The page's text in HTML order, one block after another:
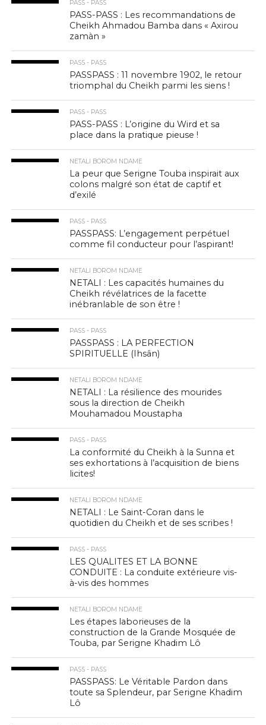
PASS - PASS
PASS-PASS : Les recommandations de
Cheikh Ahmadou Bamba dans « Axirou
zamàn »
PASS - PASS
PASSPASS : 11 novembre 1902, le retour
triomphal du Cheikh parmi les siens !
PASS - PASS
PASS-PASS : L’origine du Wird et sa
place dans la pratique pieuse !
NETALI BOROM NDAME
La peur que Serigne Touba inspirait aux
colons malgré son état de captif et
d’exilé
PASS - PASS
PASSPASS: L’engagement perpétuel
comme fil conducteur pour l’aspirant!
NETALI BOROM NDAME
NETALI : Les capacités humaines du
Cheikh révélatrices de la facette
inébranlable de son être !
PASS - PASS
PASSPASS : LA PERFECTION
SPIRITUELLE (Ihsân)
NETALI BOROM NDAME
NETALI : La résilience des mourides
sous la direction de Cheikh
Mouhamadou Moustapha
PASS - PASS
La conformité du Cheikh à la Sunna et
ses exhortations à l’acquisition de biens
licites!
NETALI BOROM NDAME
NETALI : Le Saint-Coran dans le
quotidien du Cheikh et de ses scribes !
PASS - PASS
LES QUALITES ET LA BONNE
CONDUITE : La conduite extérieure vis-
à-vis des hommes
NETALI BOROM NDAME
Les étapes laborieuses de la
construction de la Grande Mosquée de
Touba, par Serigne Khadim Lô
PASS - PASS
PASSPASS: Le Véritable Pardon dans
toute sa Splendeur, par Serigne Khadim
Lô